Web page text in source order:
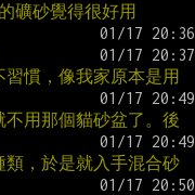
礦砂覺得很好用
慣，像我家原本是用
用那個貓砂盆了。後
，於是就入手混合砂